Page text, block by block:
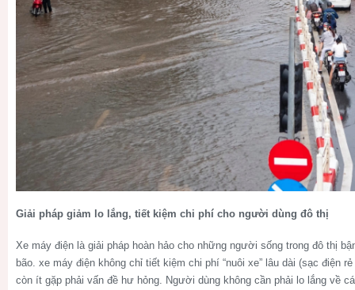
Giải pháp giảm lo lắng, tiết kiệm chi phí cho người dùng đô thị
Xe máy điện là giải pháp hoàn hảo cho những người sống trong đô thị
bão. xe máy điện không chỉ tiết kiệm chi phí “nuôi xe” lâu dài (sạc điện
còn ít gặp phải vấn đề hư hỏng. Người dùng không cần phải lo lắng về